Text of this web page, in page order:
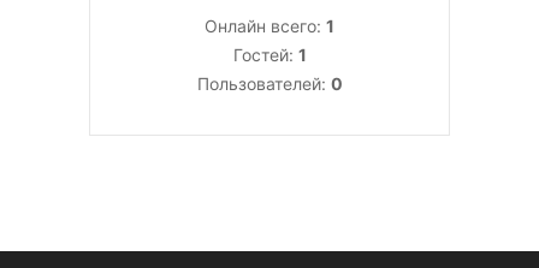
Онлайн всего: 1
Гостей: 1
Пользователей: 0